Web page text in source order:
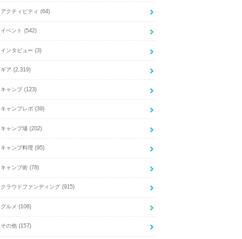
アクティビティ (64)
イベント (542)
インタビュー (3)
ギア (2,319)
キャンプ (123)
キャンプレポ (39)
キャンプ場 (202)
キャンプ料理 (95)
キャンプ術 (78)
クラウドファンディング (915)
グルメ (106)
その他 (157)